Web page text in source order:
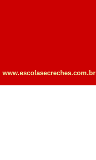
www.escolasecreches.com.br